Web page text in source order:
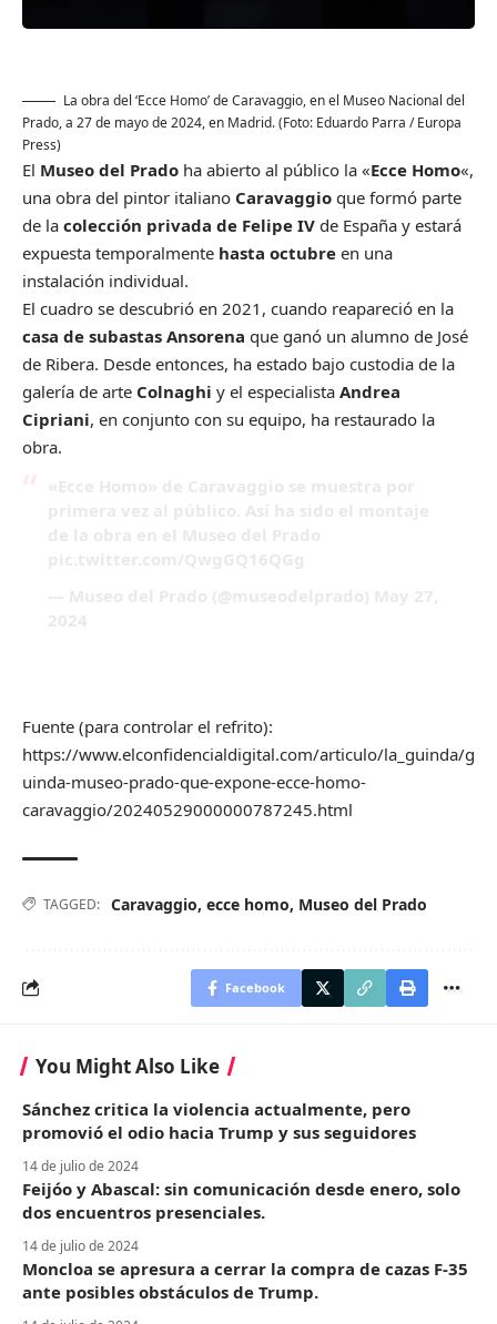
La obra del ‘Ecce Homo’ de Caravaggio, en el Museo Nacional del
Prado, a 27 de mayo de 2024, en Madrid. (Foto: Eduardo Parra / Europa
Press)
El Museo del Prado ha abierto al público la «Ecce Homo«,
una obra del pintor italiano Caravaggio que formó parte
de la colección privada de Felipe IV de España y estará
expuesta temporalmente hasta octubre en una
instalación individual.
El cuadro se descubrió en 2021, cuando reapareció en la
casa de subastas Ansorena que ganó un alumno de José
de Ribera. Desde entonces, ha estado bajo custodia de la
galería de arte Colnaghi y el especialista Andrea
Cipriani, en conjunto con su equipo, ha restaurado la
obra.
Fuente (para controlar el refrito):
https://www.elconfidencialdigital.com/articulo/la_guinda/g
uinda-museo-prado-que-expone-ecce-homo-
caravaggio/20240529000000787245.html
TAGGED: Caravaggio, ecce homo, Museo del Prado
Facebook
You Might Also Like
Sánchez critica la violencia actualmente, pero
promovió el odio hacia Trump y sus seguidores
14 de julio de 2024
Feijóo y Abascal: sin comunicación desde enero, solo
dos encuentros presenciales.
14 de julio de 2024
Moncloa se apresura a cerrar la compra de cazas F-35
ante posibles obstáculos de Trump.